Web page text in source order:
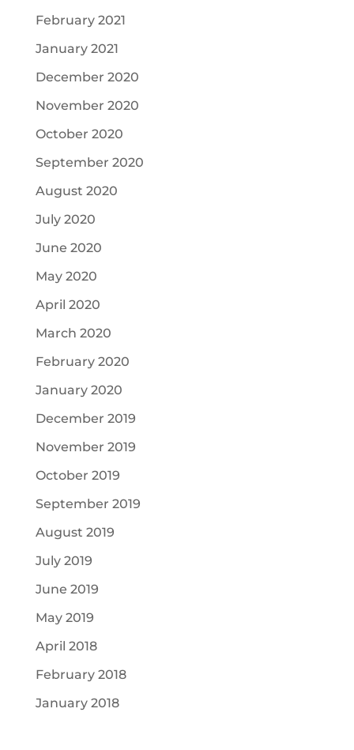
February 2021
January 2021
December 2020
November 2020
October 2020
September 2020
August 2020
July 2020
June 2020
May 2020
April 2020
March 2020
February 2020
January 2020
December 2019
November 2019
October 2019
September 2019
August 2019
July 2019
June 2019
May 2019
April 2018
February 2018
January 2018